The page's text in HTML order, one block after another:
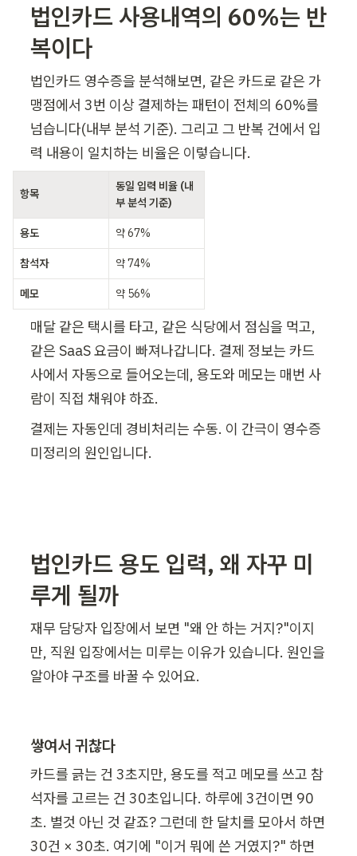
법인카드 사용내역의 60%는 반
복이다
법인카드 영수증을 분석해보면, 같은 카드로 같은 가
맹점에서 3번 이상 결제하는 패턴이 전체의 60%를
넘습니다(내부 분석 기준). 그리고 그 반복 건에서 입
력 내용이 일치하는 비율은 이렇습니다.
항목
동일 입력 비율 (내
부 분석 기준)
용도 약 67%
참석자 약 74%
메모 약 56%
매달 같은 택시를 타고, 같은 식당에서 점심을 먹고,
같은 SaaS 요금이 빠져나갑니다. 결제 정보는 카드
사에서 자동으로 들어오는데, 용도와 메모는 매번 사
람이 직접 채워야 하죠.
결제는 자동인데 경비처리는 수동. 이 간극이 영수증
미정리의 원인입니다.
법인카드 용도 입력, 왜 자꾸 미
루게 될까
재무 담당자 입장에서 보면 "왜 안 하는 거지?"이지
만, 직원 입장에서는 미루는 이유가 있습니다. 원인을
알아야 구조를 바꿀 수 있어요.
쌓여서 귀찮다
카드를 긁는 건 3초지만, 용도를 적고 메모를 쓰고 참
석자를 고르는 건 30초입니다. 하루에 3건이면 90
초. 별것 아닌 것 같죠? 그런데 한 달치를 모아서 하면
30건 × 30초. 여기에 "이거 뭐에 쓴 거였지?" 하면